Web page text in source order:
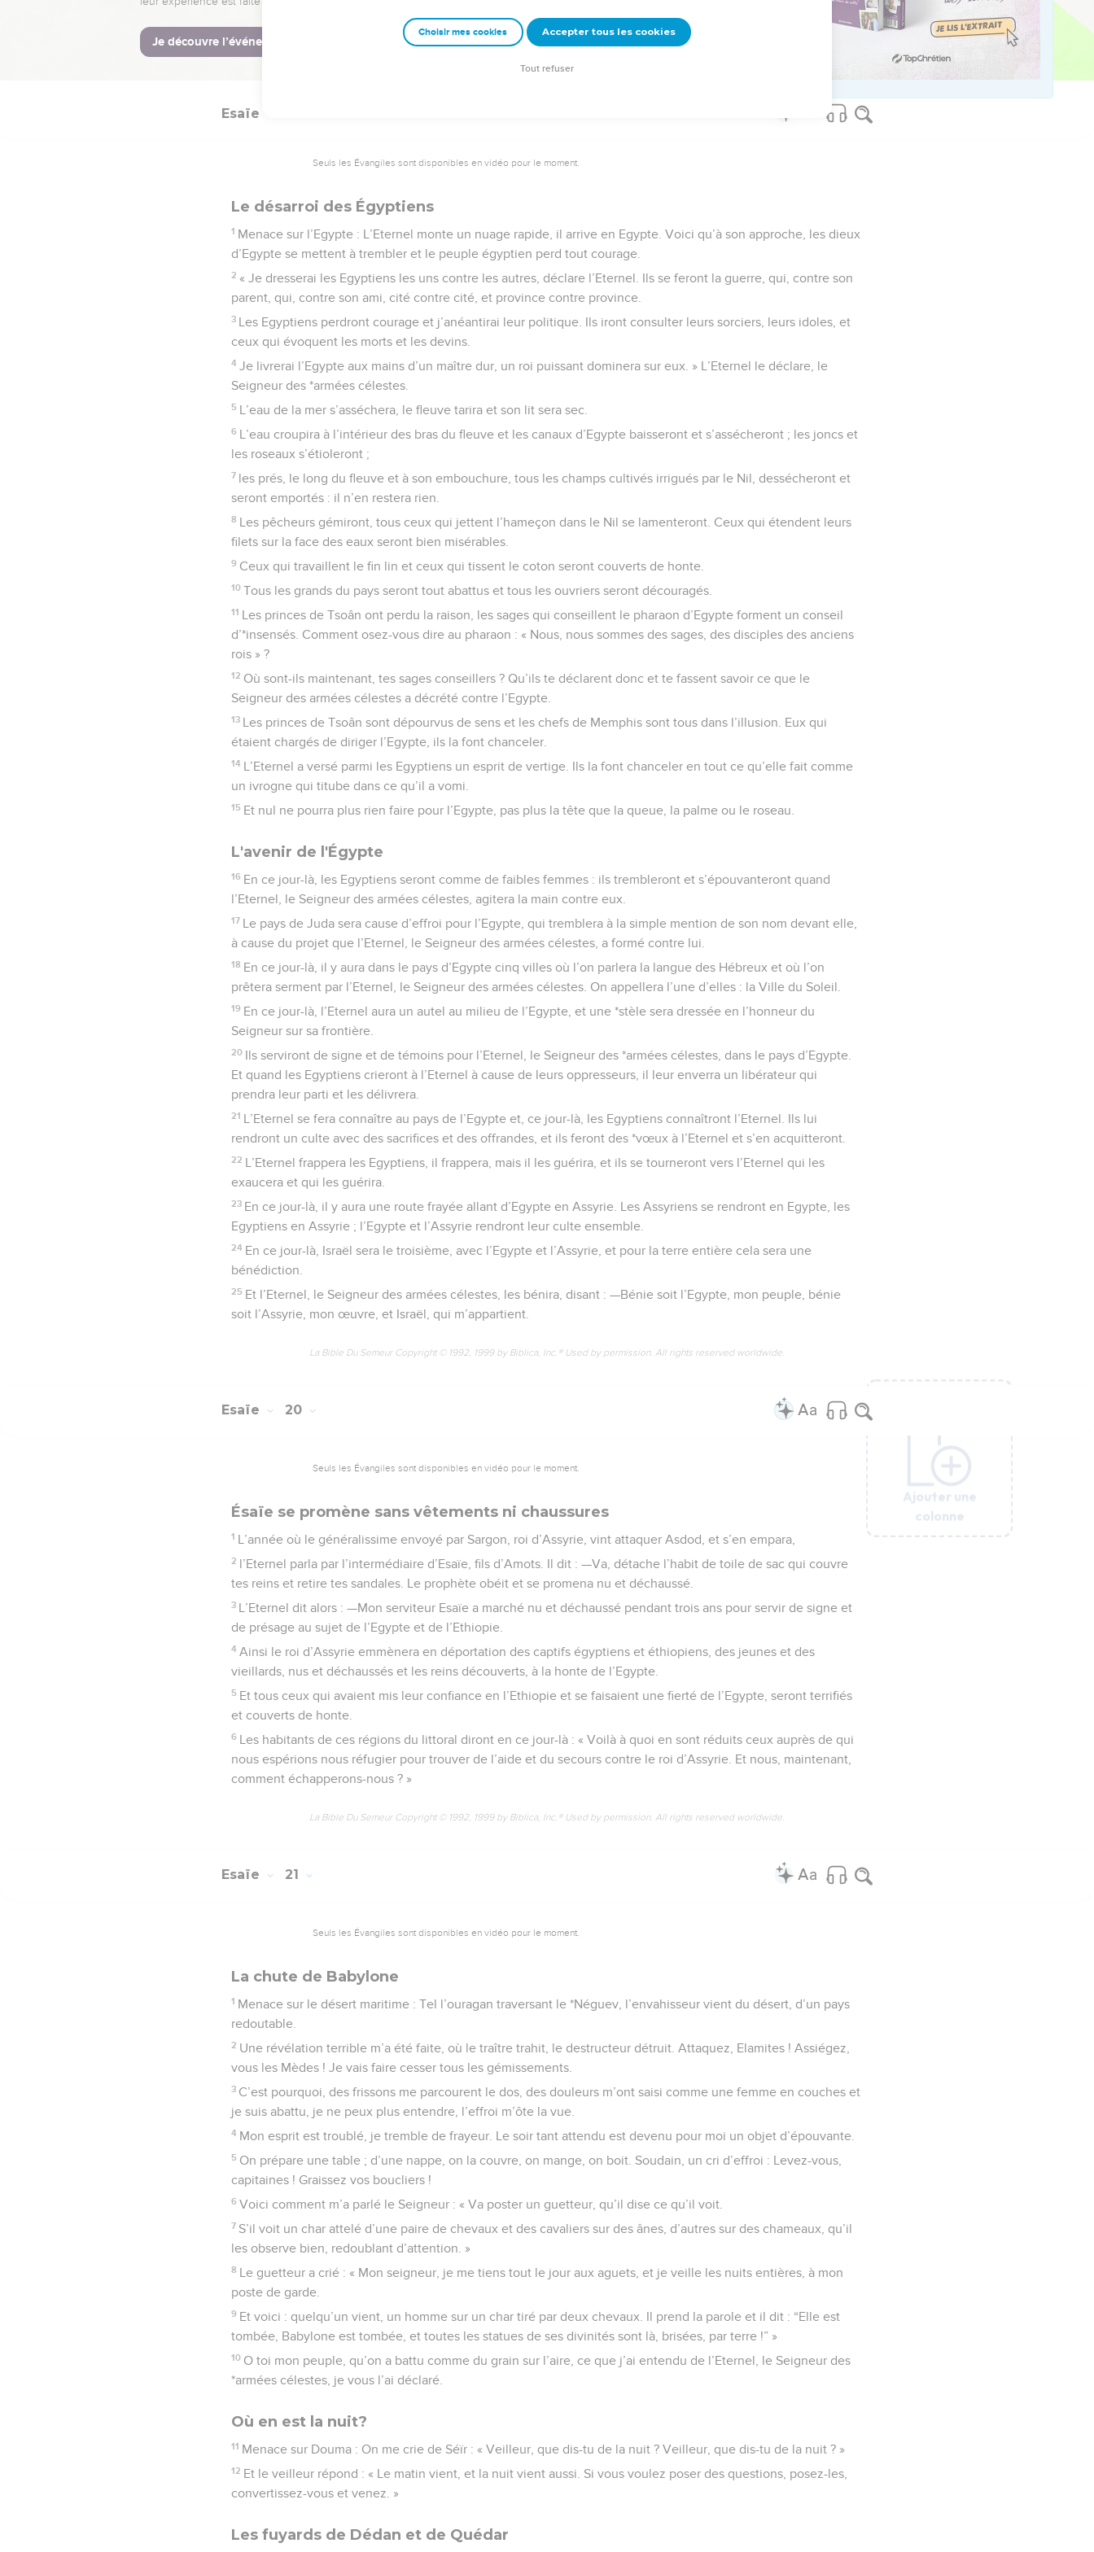
célestes, à la montagne de *Sion.
La Bible Du Semeur Copyright © 1992, 1999 by Biblica, Inc.® Used by permission. All rights reserved worldwide.
Ajouter une
colonne
Esaïe
Seuls les Évangiles sont disponibles en vidéo pour le moment.
Le désarroi des Égyptiens
1 Menace sur l’Egypte : L’Eternel monte un nuage rapide, il arrive en Egypte. Voici qu’à son approche, les dieux
d’Egypte se mettent à trembler et le peuple égyptien perd tout courage.
2 « Je dresserai les Egyptiens les uns contre les autres, déclare l’Eternel. Ils se feront la guerre, qui, contre son
parent, qui, contre son ami, cité contre cité, et province contre province.
3 Les Egyptiens perdront courage et j’anéantirai leur politique. Ils iront consulter leurs sorciers, leurs idoles, et
ceux qui évoquent les morts et les devins.
4 Je livrerai l’Egypte aux mains d’un maître dur, un roi puissant dominera sur eux. » L’Eternel le déclare, le
Seigneur des *armées célestes.
5 L’eau de la mer s’asséchera, le fleuve tarira et son lit sera sec.
6 L’eau croupira à l’intérieur des bras du fleuve et les canaux d’Egypte baisseront et s’assécheront ; les joncs et
les roseaux s’étioleront ;
7 les prés, le long du fleuve et à son embouchure, tous les champs cultivés irrigués par le Nil, dessécheront et
seront emportés : il n’en restera rien.
8 Les pêcheurs gémiront, tous ceux qui jettent l’hameçon dans le Nil se lamenteront. Ceux qui étendent leurs
filets sur la face des eaux seront bien misérables.
9 Ceux qui travaillent le fin lin et ceux qui tissent le coton seront couverts de honte.
10 Tous les grands du pays seront tout abattus et tous les ouvriers seront découragés.
11 Les princes de Tsoân ont perdu la raison, les sages qui conseillent le pharaon d’Egypte forment un conseil
d’*insensés. Comment osez-vous dire au pharaon : « Nous, nous sommes des sages, des disciples des anciens
rois » ?
12 Où sont-ils maintenant, tes sages conseillers ? Qu’ils te déclarent donc et te fassent savoir ce que le
Seigneur des armées célestes a décrété contre l’Egypte.
13 Les princes de Tsoân sont dépourvus de sens et les chefs de Memphis sont tous dans l’illusion. Eux qui
étaient chargés de diriger l’Egypte, ils la font chanceler.
14 L’Eternel a versé parmi les Egyptiens un esprit de vertige. Ils la font chanceler en tout ce qu’elle fait comme
un ivrogne qui titube dans ce qu’il a vomi.
15 Et nul ne pourra plus rien faire pour l’Egypte, pas plus la tête que la queue, la palme ou le roseau.
L'avenir de l'Égypte
16 En ce jour-là, les Egyptiens seront comme de faibles femmes : ils trembleront et s’épouvanteront quand
l’Eternel, le Seigneur des armées célestes, agitera la main contre eux.
17 Le pays de Juda sera cause d’effroi pour l’Egypte, qui tremblera à la simple mention de son nom devant elle,
à cause du projet que l’Eternel, le Seigneur des armées célestes, a formé contre lui.
18 En ce jour-là, il y aura dans le pays d’Egypte cinq villes où l’on parlera la langue des Hébreux et où l’on
prêtera serment par l’Eternel, le Seigneur des armées célestes. On appellera l’une d’elles : la Ville du Soleil.
19 En ce jour-là, l’Eternel aura un autel au milieu de l’Egypte, et une *stèle sera dressée en l’honneur du
Seigneur sur sa frontière.
20 Ils serviront de signe et de témoins pour l’Eternel, le Seigneur des *armées célestes, dans le pays d’Egypte.
Et quand les Egyptiens crieront à l’Eternel à cause de leurs oppresseurs, il leur enverra un libérateur qui
prendra leur parti et les délivrera.
21 L’Eternel se fera connaître au pays de l’Egypte et, ce jour-là, les Egyptiens connaîtront l’Eternel. Ils lui
rendront un culte avec des sacrifices et des offrandes, et ils feront des *vœux à l’Eternel et s’en acquitteront.
22 L’Eternel frappera les Egyptiens, il frappera, mais il les guérira, et ils se tourneront vers l’Eternel qui les
exaucera et qui les guérira.
23 En ce jour-là, il y aura une route frayée allant d’Egypte en Assyrie. Les Assyriens se rendront en Egypte, les
Egyptiens en Assyrie ; l’Egypte et l’Assyrie rendront leur culte ensemble.
24 En ce jour-là, Israël sera le troisième, avec l’Egypte et l’Assyrie, et pour la terre entière cela sera une
bénédiction.
25 Et l’Eternel, le Seigneur des armées célestes, les bénira, disant : —Bénie soit l’Egypte, mon peuple, bénie
soit l’Assyrie, mon œuvre, et Israël, qui m’appartient.
La Bible Du Semeur Copyright © 1992, 1999 by Biblica, Inc.® Used by permission. All rights reserved worldwide.
Ajouter une
colonne
Esaïe 20
Seuls les Évangiles sont disponibles en vidéo pour le moment.
Ésaïe se promène sans vêtements ni chaussures
1 L’année où le généralissime envoyé par Sargon, roi d’Assyrie, vint attaquer Asdod, et s’en empara,
2 l’Eternel parla par l’intermédiaire d’Esaïe, fils d’Amots. Il dit : —Va, détache l’habit de toile de sac qui couvre
tes reins et retire tes sandales. Le prophète obéit et se promena nu et déchaussé.
3 L’Eternel dit alors : —Mon serviteur Esaïe a marché nu et déchaussé pendant trois ans pour servir de signe et
de présage au sujet de l’Egypte et de l’Ethiopie.
4 Ainsi le roi d’Assyrie emmènera en déportation des captifs égyptiens et éthiopiens, des jeunes et des
vieillards, nus et déchaussés et les reins découverts, à la honte de l’Egypte.
5 Et tous ceux qui avaient mis leur confiance en l’Ethiopie et se faisaient une fierté de l’Egypte, seront terrifiés
et couverts de honte.
6 Les habitants de ces régions du littoral diront en ce jour-là : « Voilà à quoi en sont réduits ceux auprès de qui
nous espérions nous réfugier pour trouver de l’aide et du secours contre le roi d’Assyrie. Et nous, maintenant,
comment échapperons-nous ? »
La Bible Du Semeur Copyright © 1992, 1999 by Biblica, Inc.® Used by permission. All rights reserved worldwide.
Ajouter une
colonne
Esaïe 21
Seuls les Évangiles sont disponibles en vidéo pour le moment.
La chute de Babylone
1 Menace sur le désert maritime : Tel l’ouragan traversant le *Néguev, l’envahisseur vient du désert, d’un pays
redoutable.
2 Une révélation terrible m’a été faite, où le traître trahit, le destructeur détruit. Attaquez, Elamites ! Assiégez,
vous les Mèdes ! Je vais faire cesser tous les gémissements.
3 C’est pourquoi, des frissons me parcourent le dos, des douleurs m’ont saisi comme une femme en couches et
je suis abattu, je ne peux plus entendre, l’effroi m’ôte la vue.
4 Mon esprit est troublé, je tremble de frayeur. Le soir tant attendu est devenu pour moi un objet d’épouvante.
5 On prépare une table ; d’une nappe, on la couvre, on mange, on boit. Soudain, un cri d’effroi : Levez-vous,
capitaines ! Graissez vos boucliers !
6 Voici comment m’a parlé le Seigneur : « Va poster un guetteur, qu’il dise ce qu’il voit.
7 S’il voit un char attelé d’une paire de chevaux et des cavaliers sur des ânes, d’autres sur des chameaux, qu’il
les observe bien, redoublant d’attention. »
8 Le guetteur a crié : « Mon seigneur, je me tiens tout le jour aux aguets, et je veille les nuits entières, à mon
poste de garde.
9 Et voici : quelqu’un vient, un homme sur un char tiré par deux chevaux. Il prend la parole et il dit : “Elle est
tombée, Babylone est tombée, et toutes les statues de ses divinités sont là, brisées, par terre !” »
10 O toi mon peuple, qu’on a battu comme du grain sur l’aire, ce que j’ai entendu de l’Eternel, le Seigneur des
*armées célestes, je vous l’ai déclaré.
Où en est la nuit?
11 Menace sur Douma : On me crie de Séïr : « Veilleur, que dis-tu de la nuit ? Veilleur, que dis-tu de la nuit ? »
12 Et le veilleur répond : « Le matin vient, et la nuit vient aussi. Si vous voulez poser des questions, posez-les,
convertissez-vous et venez. »
Les fuyards de Dédan et de Quédar
Ajouter une
colonne
Ajouter une
colonne
Ajouter une
colonne
Ajouter une
colonne
Choisir mes cookies Accepter tous les cookies
Tout refuser